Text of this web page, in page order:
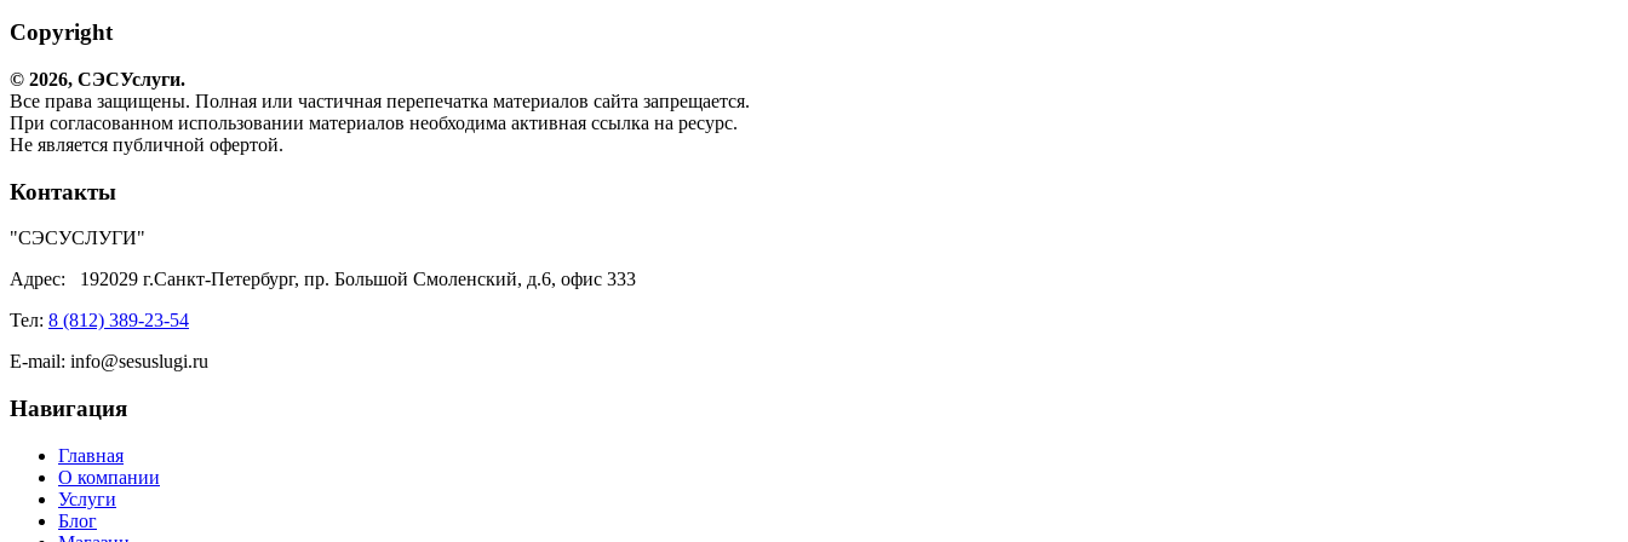
Copyright
© 2026, СЭСУслуги.
Все права защищены. Полная или частичная перепечатка материалов сайта запрещается.
При согласованном использовании материалов необходима активная ссылка на ресурс.
Не является публичной офертой.
Контакты
"СЭСУСЛУГИ"
Адрес:
192029 г.Санкт-Петербург, пр. Большой Смоленский, д.6, офис 333
Тел: 8 (812) 389-23-54
E-mail: info@sesuslugi.ru
Навигация
Главная
О компании
Услуги
Блог